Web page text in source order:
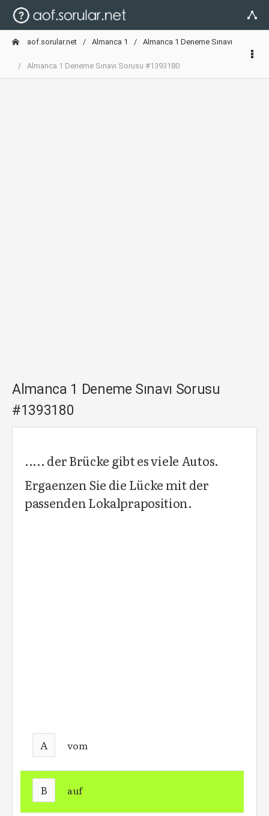
aof.sorular.net Almanca 1 Almanca 1 Deneme Sınavı
Almanca 1 Deneme Sınavı Sorusu #1393180
Almanca 1 Deneme Sınavı Sorusu
#1393180
..... der Brücke gibt es viele Autos.
Ergaenzen Sie die Lücke mit der
passenden Lokalpraposition.
A vom
B auf